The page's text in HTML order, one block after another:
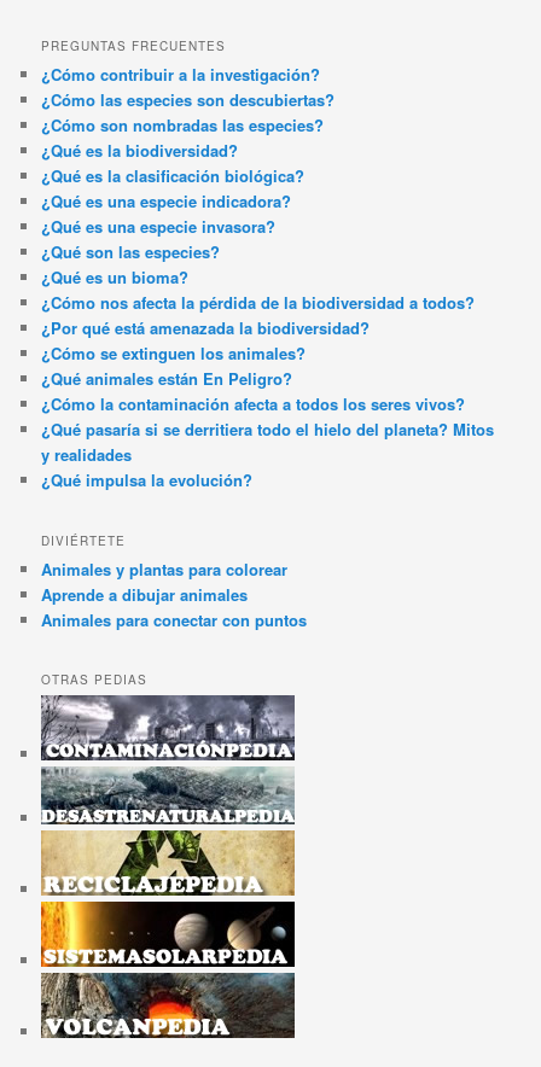
PREGUNTAS FRECUENTES
¿Cómo contribuir a la investigación?
¿Cómo las especies son descubiertas?
¿Cómo son nombradas las especies?
¿Qué es la biodiversidad?
¿Qué es la clasificación biológica?
¿Qué es una especie indicadora?
¿Qué es una especie invasora?
¿Qué son las especies?
¿Qué es un bioma?
¿Cómo nos afecta la pérdida de la biodiversidad a todos?
¿Por qué está amenazada la biodiversidad?
¿Cómo se extinguen los animales?
¿Qué animales están En Peligro?
¿Cómo la contaminación afecta a todos los seres vivos?
¿Qué pasaría si se derritiera todo el hielo del planeta? Mitos
y realidades
¿Qué impulsa la evolución?
DIVIÉRTETE
Animales y plantas para colorear
Aprende a dibujar animales
Animales para conectar con puntos
OTRAS PEDIAS